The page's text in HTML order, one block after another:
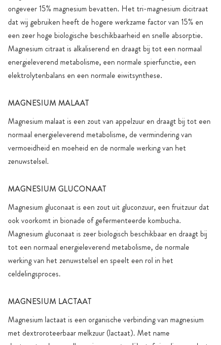
ongeveer 15% magnesium bevatten. Het tri-magnesium dicitraat
dat wij gebruiken heeft de hogere werkzame factor van 15% en
een zeer hoge biologische beschikbaarheid en snelle absorptie.
Magnesium citraat is alkaliserend en draagt bij tot een normaal
energieleverend metabolisme, een normale spierfunctie, een
elektrolytenbalans en een normale eiwitsynthese.
MAGNESIUM MALAAT
Magnesium malaat is een zout van appelzuur en draagt bij tot een
normaal energieleverend metabolisme, de vermindering van
vermoeidheid en moeheid en de normale werking van het
zenuwstelsel.
MAGNESIUM GLUCONAAT
Magnesium gluconaat is een zout uit gluconzuur, een fruitzuur dat
ook voorkomt in bionade of gefermenteerde kombucha.
Magnesium gluconaat is zeer biologisch beschikbaar en draagt bij
tot een normaal energieleverend metabolisme, de normale
werking van het zenuwstelsel en speelt een rol in het
celdelingsproces.
MAGNESIUM LACTAAT
Magnesium lactaat is een organische verbinding van magnesium
met dextroroteerbaar melkzuur (lactaat). Met name